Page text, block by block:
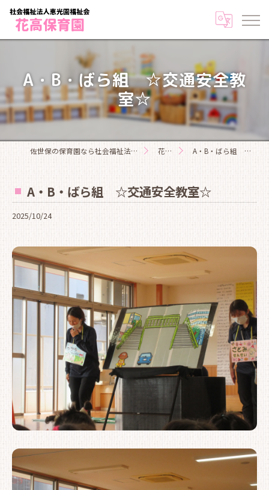
A・B・ばら組 ☆交通安全教
室☆
佐世保の保育園なら社会福祉法人恵光園福祉会花高保育園 花高日記 A・B・ばら組 ☆交通安全教室☆
A・B・ばら組 ☆交通安全教室☆
2025/10/24